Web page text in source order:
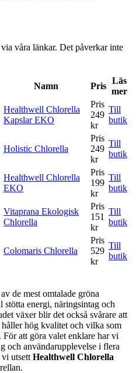
våra länkar. Det påverkar inte
Namn Pris
Läs
mer
Healthwell Chlorella
Kapslar EKO
Pris
249
kr
Till
butik
Holistic Chlorella
Pris
249
kr
Till
butik
Healthwell Chlorella
EKO
Pris
199
kr
Till
butik
Vitaprana Ekologisk
Chlorella
Pris
151
kr
Till
butik
Colomaris Chlorella
Pris
529
kr
Till
butik
de mest omtalade gröna
energi, näringsintag och
växer blir det också svårare att
hög kvalitet och vilka som
För att göra valet enklare har vi
och användarupplevelse i flera
utsett Healthwell Chlorella